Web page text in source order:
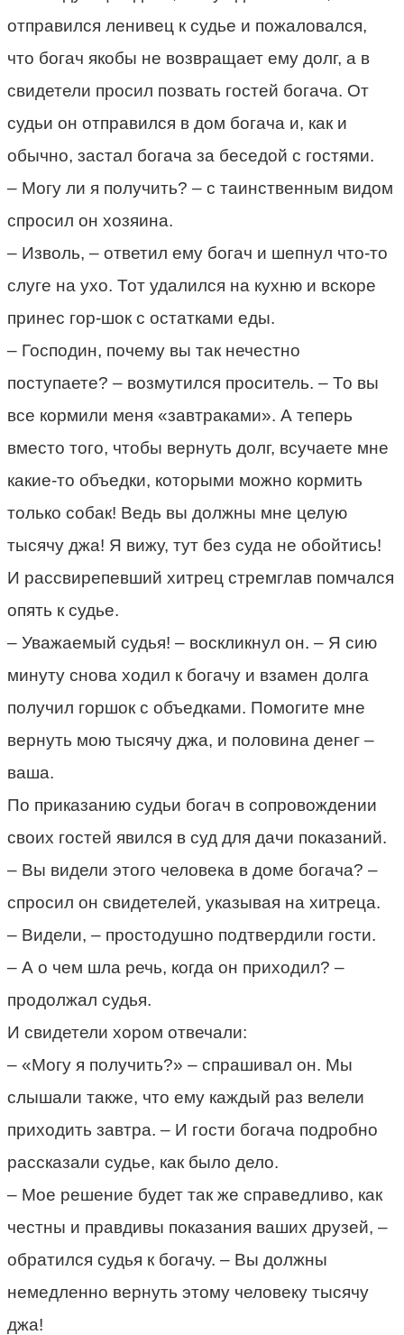
отправился ленивец к судье и пожаловался,
что богач якобы не возвращает ему долг, а в
свидетели просил позвать гостей богача. От
судьи он отправился в дом богача и, как и
обычно, застал богача за беседой с гостями.
– Могу ли я получить? – с таинственным видом
спросил он хозяина.
– Изволь, – ответил ему богач и шепнул что-то
слуге на ухо. Тот удалился на кухню и вскоре
принес гор-шок с остатками еды.
– Господин, почему вы так нечестно
поступаете? – возмутился проситель. – То вы
все кормили меня «завтраками». А теперь
вместо того, чтобы вернуть долг, всучаете мне
какие-то объедки, которыми можно кормить
только собак! Ведь вы должны мне целую
тысячу джа! Я вижу, тут без суда не обойтись!
И рассвирепевший хитрец стремглав помчался
опять к судье.
– Уважаемый судья! – воскликнул он. – Я сию
минуту снова ходил к богачу и взамен долга
получил горшок с объедками. Помогите мне
вернуть мою тысячу джа, и половина денег –
ваша.
По приказанию судьи богач в сопровождении
своих гостей явился в суд для дачи показаний.
– Вы видели этого человека в доме богача? –
спросил он свидетелей, указывая на хитреца.
– Видели, – простодушно подтвердили гости.
– А о чем шла речь, когда он приходил? –
продолжал судья.
И свидетели хором отвечали:
– «Могу я получить?» – спрашивал он. Мы
слышали также, что ему каждый раз велели
приходить завтра. – И гости богача подробно
рассказали судье, как было дело.
– Мое решение будет так же справедливо, как
честны и правдивы показания ваших друзей, –
обратился судья к богачу. – Вы должны
немедленно вернуть этому человеку тысячу
джа!